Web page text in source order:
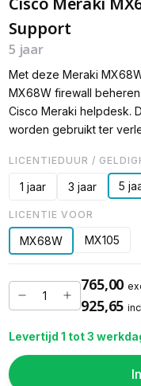
Support
5 jaar
Met deze Meraki
MX68W firewall
Cisco Meraki helpdesk.
worden gebruikt ter
LICENTIEDUUR /
1 jaar 3 jaar 5
LICENTIE VOOR
MX68W MX105
765,00
925,65
Levertijd 1 tot 3